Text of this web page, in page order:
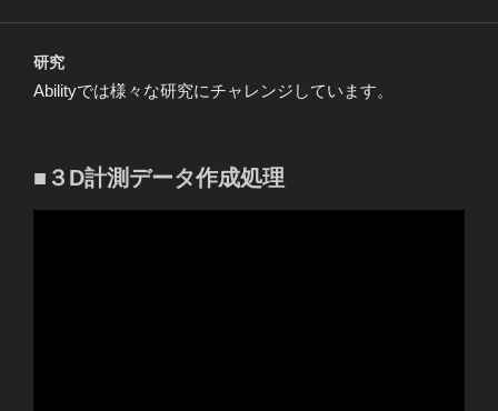
研究
Abilityでは様々な研究にチャレンジしています。
■３D計測データ作成処理